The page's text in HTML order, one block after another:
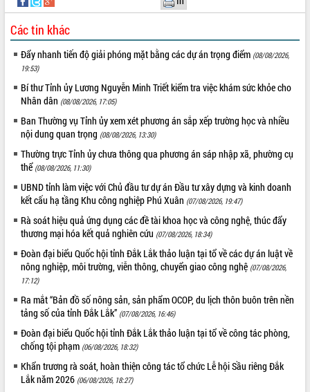
Tháo gỡ những vướng mắc, đẩy mạnh
công tác cải cách thủ tục hành chính
tại Trung tâm Phục vụ hành chính
công tỉnh
Đắk Lắk: Tôn vinh 46 giải pháp tại Hội
thi Sáng tạo Kỹ thuật 2024 - 2025
Đắk Lắk rà soát, điều chỉnh Đề án 190
về phát triển nuôi trồng thủy sản
Phó Chủ tịch UBND tỉnh Đắk Lắk
Trương Công Thái kiểm tra thực địa
Dự án cao tốc Khánh Hòa - Buôn Ma
Định vị cà phê Việt Nam như một “di
sản sống” trong dòng chảy toàn cầu
Xây dựng nông thôn mới: Nâng cao đời
sống người dân từ những mô hình thiết
thực
Quyết liệt tháo gỡ vướng mắc, đẩy
nhanh tiến độ các dự án trọng điểm
trong Khu kinh tế Nam Phú Yên
Hòn Yến phát triển du lịch gắn với bảo
tồn biển
Lấy ý kiến điều chỉnh Quy hoạch tỉnh
Đắk Lắk thời kỳ 2021-2030, tầm nhìn
đến năm 2050
Các tin khác
Đẩy nhanh tiến độ giải phóng mặt bằng các dự án trọng điểm (08/08/2026,
19:53)
Bí thư Tỉnh ủy Lương Nguyễn Minh Triết kiểm tra việc khám sức khỏe cho
Nhân dân (08/08/2026, 17:05)
Ban Thường vụ Tỉnh ủy xem xét phương án sắp xếp trường học và nhiều
nội dung quan trọng (08/08/2026, 13:30)
Thường trực Tỉnh ủy chưa thông qua phương án sáp nhập xã, phường cụ
thể (08/08/2026, 11:30)
UBND tỉnh làm việc với Chủ đầu tư dự án Đầu tư xây dựng và kinh doanh
kết cấu hạ tầng Khu công nghiệp Phú Xuân (07/08/2026, 19:47)
Rà soát hiệu quả ứng dụng các đề tài khoa học và công nghệ, thúc đẩy
thương mại hóa kết quả nghiên cứu (07/08/2026, 18:34)
Đoàn đại biểu Quốc hội tỉnh Đắk Lắk thảo luận tại tổ về các dự án luật về
nông nghiệp, môi trường, viễn thông, chuyển giao công nghệ (07/08/2026,
17:12)
Ra mắt “Bản đồ số nông sản, sản phẩm OCOP, du lịch thôn buôn trên nền
tảng số của tỉnh Đắk Lắk” (07/08/2026, 16:46)
Đoàn đại biểu Quốc hội tỉnh Đắk Lắk thảo luận tại tổ về công tác phòng,
chống tội phạm (06/08/2026, 18:32)
Khẩn trương rà soát, hoàn thiện công tác tổ chức Lễ hội Sầu riêng Đắk
Lắk năm 2026 (06/08/2026, 18:27)